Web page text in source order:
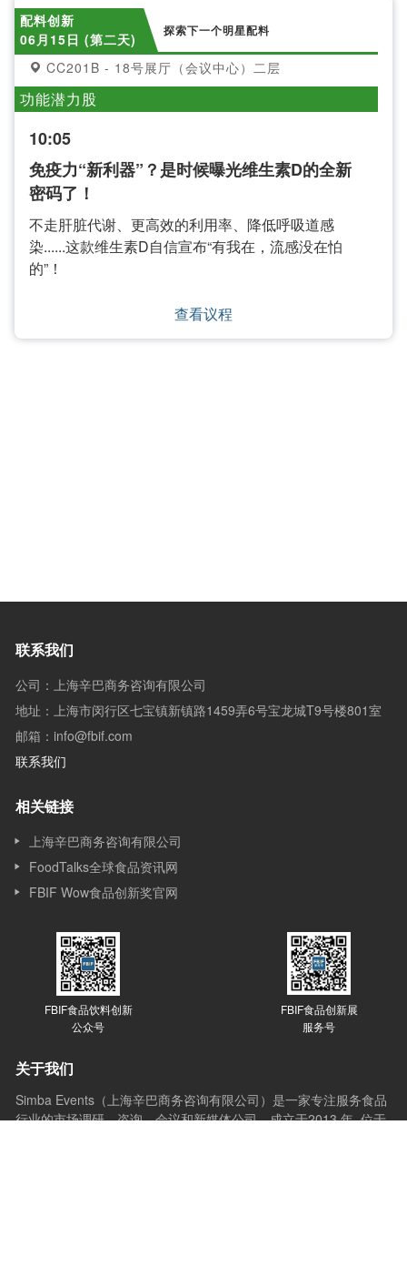
配料创新
06月15日 (第二天)
探索下一个明星配料
CC201B - 18号展厅（会议中心）二层
功能潜力股
10:05
免疫力“新利器”？是时候曝光维生素D的全新
密码了！
不走肝脏代谢、更高效的利用率、降低呼吸道感
染......这款维生素D自信宣布“有我在，流感没在怕
的”！
查看议程
联系我们
公司：上海辛巴商务咨询有限公司
地址：上海市闵行区七宝镇新镇路1459弄6号宝龙城T9号楼801室
邮箱：info@fbif.com
联系我们
相关链接
上海辛巴商务咨询有限公司
FoodTalks全球食品资讯网
FBIF Wow食品创新奖官网
FBIF食品饮料创新
公众号
FBIF食品创新展
服务号
关于我们
Simba Events（上海辛巴商务咨询有限公司）是一家专注服务食品
行业的市场调研、咨询、会议和新媒体公司，成立于2013 年, 位于